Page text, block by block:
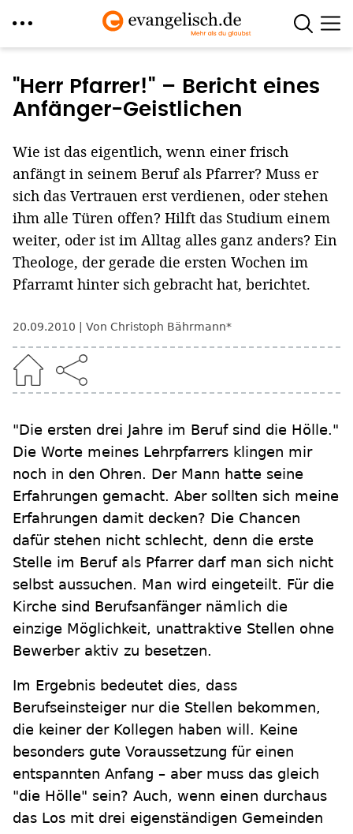
zum
Inhalt
"Herr Pfarrer!" – Bericht eines
Anfänger-Geistlichen
Wie ist das eigentlich, wenn einer frisch
anfängt in seinem Beruf als Pfarrer? Muss er
sich das Vertrauen erst verdienen, oder stehen
ihm alle Türen offen? Hilft das Studium einem
weiter, oder ist im Alltag alles ganz anders? Ein
Theologe, der gerade die ersten Wochen im
Pfarramt hinter sich gebracht hat, berichtet.
20.09.2010 Von Christoph Bährmann*
"Die ersten drei Jahre im Beruf sind die Hölle."
Die Worte meines Lehrpfarrers klingen mir
noch in den Ohren. Der Mann hatte seine
Erfahrungen gemacht. Aber sollten sich meine
Erfahrungen damit decken? Die Chancen
dafür stehen nicht schlecht, denn die erste
Stelle im Beruf als Pfarrer darf man sich nicht
selbst aussuchen. Man wird eingeteilt. Für die
Kirche sind Berufsanfänger nämlich die
einzige Möglichkeit, unattraktive Stellen ohne
Bewerber aktiv zu besetzen.
Im Ergebnis bedeutet dies, dass
Berufseinsteiger nur die Stellen bekommen,
die keiner der Kollegen haben will. Keine
besonders gute Voraussetzung für einen
entspannten Anfang – aber muss das gleich
"die Hölle" sein? Auch, wenn einen durchaus
das Los mit drei eigenständigen Gemeinden